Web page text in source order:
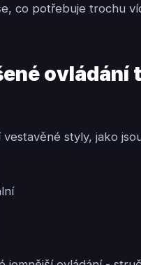
co potřebuje trochu
ovládání
vestavěné styly, jako